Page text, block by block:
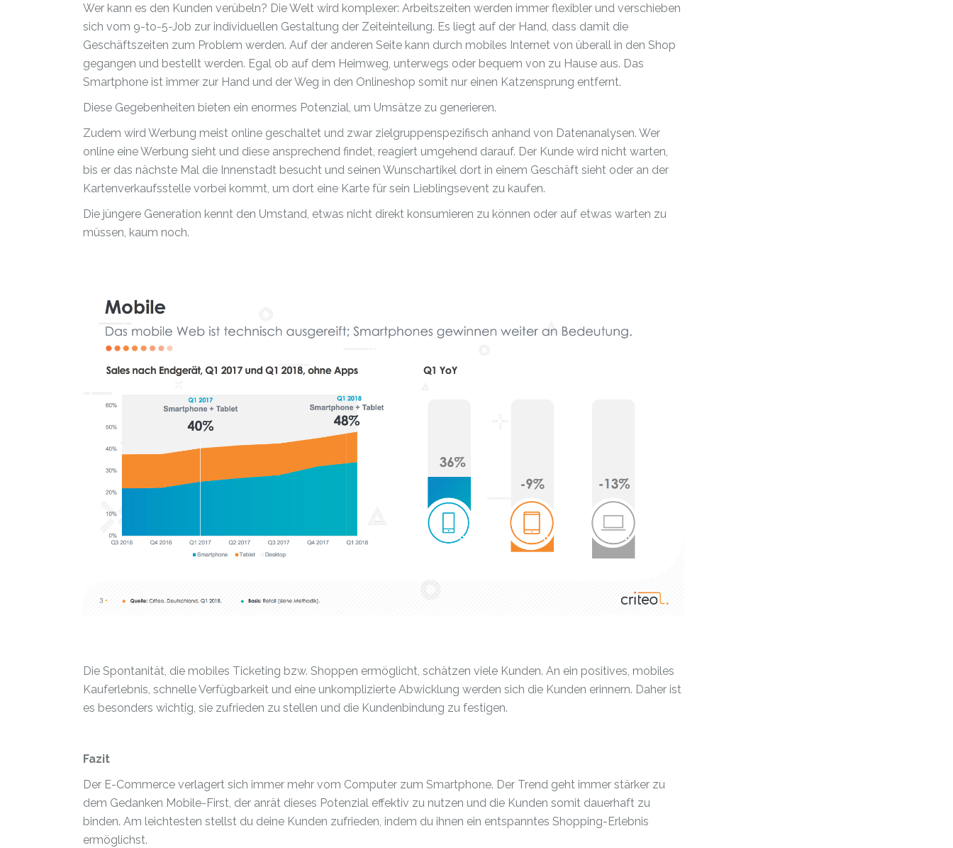
Wer kann es den Kunden verübeln? Die Welt wird komplexer: Arbeitszeiten werden immer flexibler und verschieben
sich vom 9-to-5-Job zur individuellen Gestaltung der Zeiteinteilung. Es liegt auf der Hand, dass damit die
Geschäftszeiten zum Problem werden. Auf der anderen Seite kann durch mobiles Internet von überall in den Shop
gegangen und bestellt werden. Egal ob auf dem Heimweg, unterwegs oder bequem von zu Hause aus. Das
Smartphone ist immer zur Hand und der Weg in den Onlineshop somit nur einen Katzensprung entfernt.
Diese Gegebenheiten bieten ein enormes Potenzial, um Umsätze zu generieren.
Zudem wird Werbung meist online geschaltet und zwar zielgruppenspezifisch anhand von Datenanalysen. Wer
online eine Werbung sieht und diese ansprechend findet, reagiert umgehend darauf. Der Kunde wird nicht warten,
bis er das nächste Mal die Innenstadt besucht und seinen Wunschartikel dort in einem Geschäft sieht oder an der
Kartenverkaufsstelle vorbei kommt, um dort eine Karte für sein Lieblingsevent zu kaufen.
Die jüngere Generation kennt den Umstand, etwas nicht direkt konsumieren zu können oder auf etwas warten zu
müssen, kaum noch.
Die Spontanität, die mobiles Ticketing bzw. Shoppen ermöglicht, schätzen viele Kunden. An ein positives, mobiles
Kauferlebnis, schnelle Verfügbarkeit und eine unkomplizierte Abwicklung werden sich die Kunden erinnern. Daher ist
es besonders wichtig, sie zufrieden zu stellen und die Kundenbindung zu festigen.
Fazit
Der E-Commerce verlagert sich immer mehr vom Computer zum Smartphone. Der Trend geht immer stärker zu
dem Gedanken Mobile-First, der anrät dieses Potenzial effektiv zu nutzen und die Kunden somit dauerhaft zu
binden. Am leichtesten stellst du deine Kunden zufrieden, indem du ihnen ein entspanntes Shopping-Erlebnis
ermöglichst.